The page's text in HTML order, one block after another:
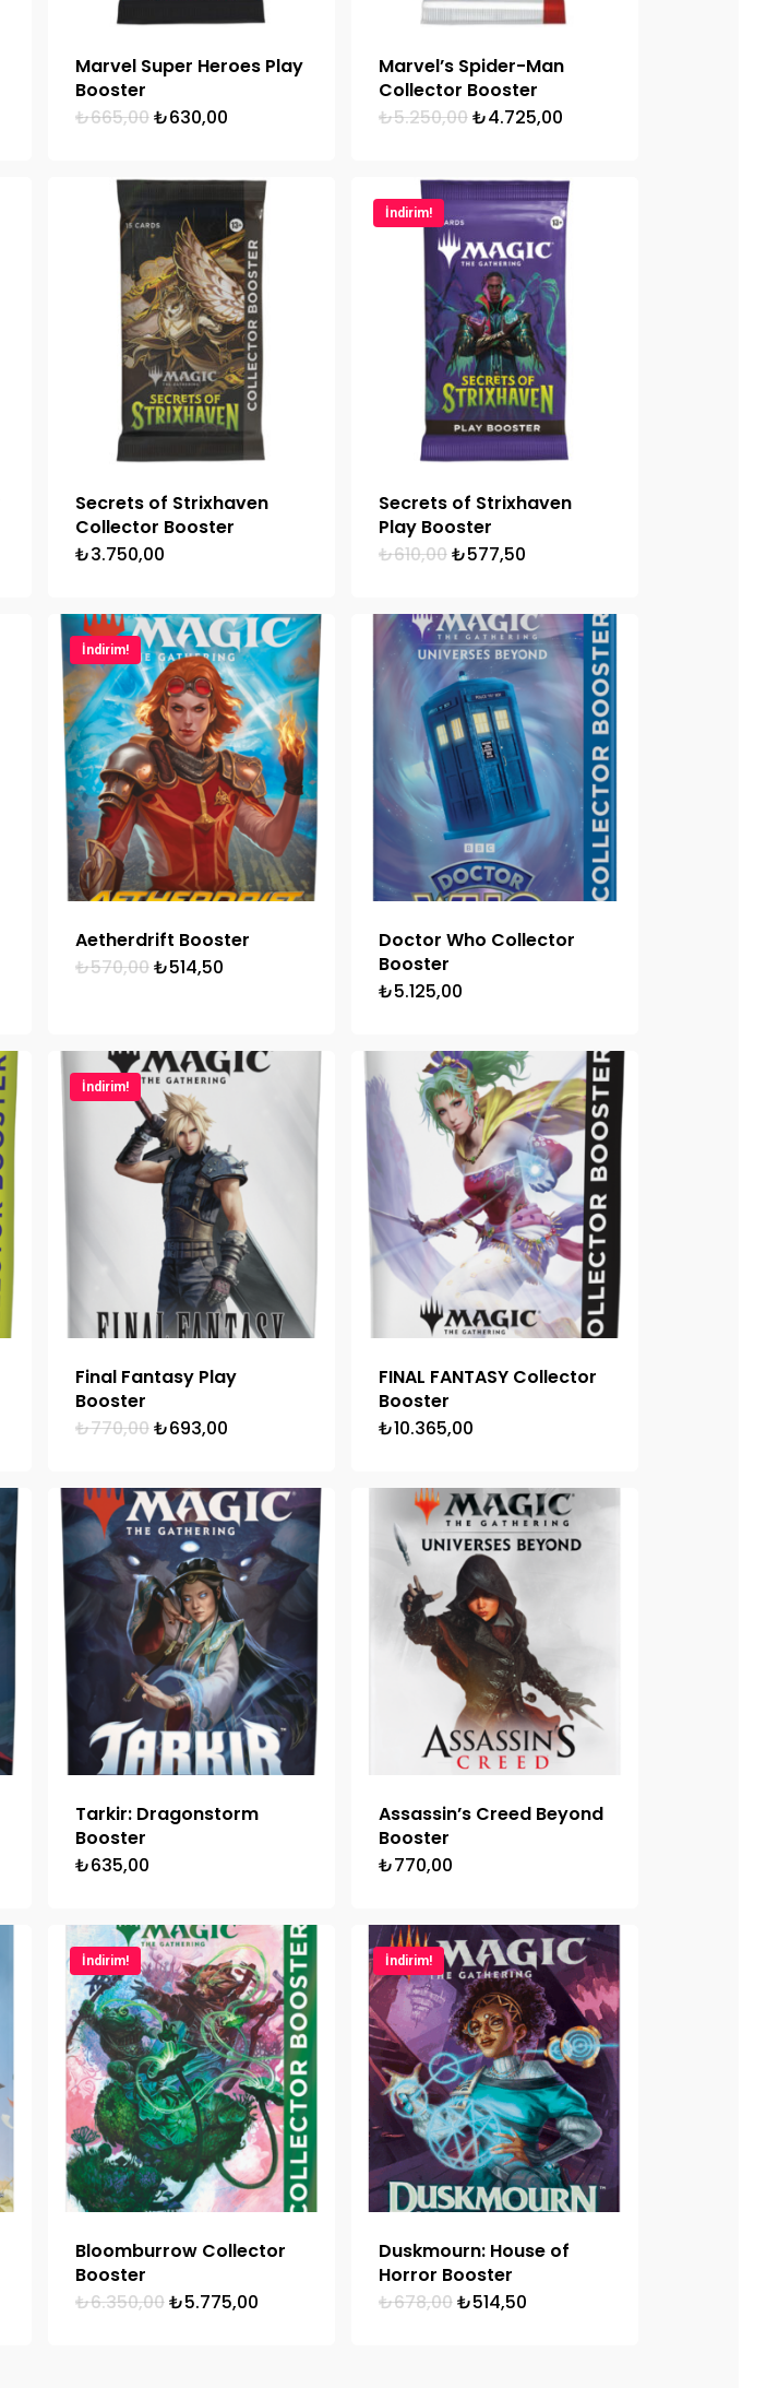
Marvel Super Heroes Play
Booster
₺665,00Orijinal
₺630,00Şu
Marvel’s Spider-Man
Collector Booster
₺5.250,00Orijinal
₺4.725,00Şu
Secrets of Strixhaven
Collector Booster
₺3.750,00
İndirim!
Secrets of Strixhaven
Play Booster
₺610,00Orijinal
₺577,50Şu
İndirim!
Aetherdrift Booster
₺570,00Orijinal
₺514,50Şu
Doctor Who Collector
Booster
₺5.125,00
İndirim!
Final Fantasy Play
Booster
₺770,00Orijinal
₺693,00Şu
FINAL FANTASY Collector
Booster
₺10.365,00
Tarkir: Dragonstorm
Booster
₺635,00
Assassin’s Creed Beyond
Booster
₺770,00
İndirim!
Bloomburrow Collector
Booster
₺6.350,00Orijinal
₺5.775,00Şu
İndirim!
Duskmourn: House of
Horror Booster
₺678,00Orijinal
₺514,50Şu